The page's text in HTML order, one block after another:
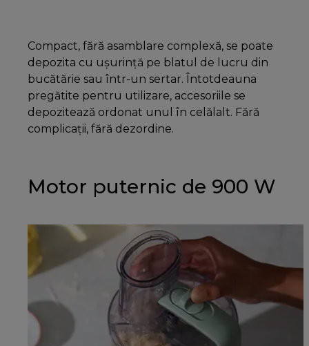
Compact, fără asamblare complexă, se poate
depozita cu ușurință pe blatul de lucru din
bucătărie sau într-un sertar. Întotdeauna
pregătite pentru utilizare, accesoriile se
depozitează ordonat unul în celălalt. Fără
complicații, fără dezordine.
Motor puternic de 900 W